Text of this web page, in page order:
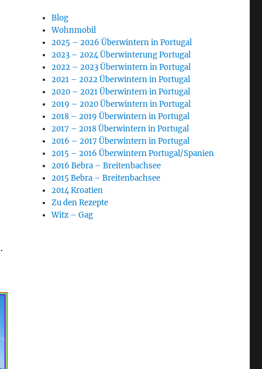
Blog
Wohnmobil
2025 – 2026 Überwintern in Portugal
2023 – 2024 Überwinterung Portugal
2022 – 2023 Überwintern in Portugal
2021 – 2022 Überwintern in Portugal
2020 – 2021 Überwintern in Portugal
2019 – 2020 Überwintern in Portugal
2018 – 2019 Überwintern in Portugal
2017 – 2018 Überwintern in Portugal
2016 – 2017 Überwintern in Portugal
2015 – 2016 Überwintern Portugal/Spanien
2016 Bebra – Breitenbachsee
2015 Bebra – Breitenbachsee
2014 Kroatien
Zu den Rezepte
Witz – Gag